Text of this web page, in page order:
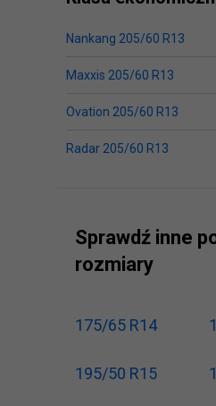
Nankang 205/60 R13
Maxxis 205/60 R13
Ovation 205/60 R13
Radar 205/60 R13
Sprawdź inne
rozmiary
175/65 R14
195/50 R15